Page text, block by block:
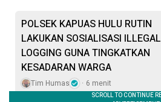
POLSEK KAPUAS HULU RUTIN
LAKUKAN SOSIALISASI ILLEGAL
LOGGING GUNA TINGKATKAN
KESADARAN WARGA
Tim Humas 6 menit